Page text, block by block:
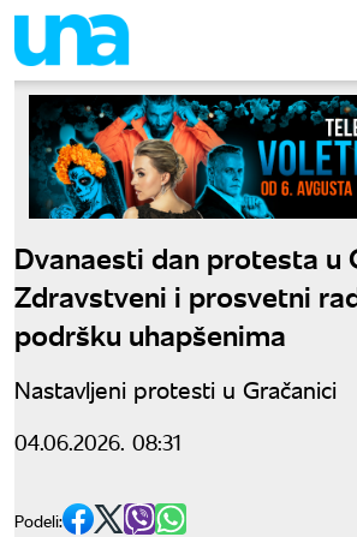
Dvanaesti dan protesta u
Zdravstveni i prosvetni
podršku uhapšenima
Nastavljeni protesti u Gračanici
04.06.2026. 08:31
Podeli: